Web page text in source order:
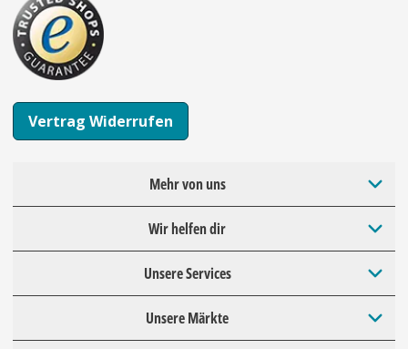
Vertrag Widerrufen
Mehr von uns
Wir helfen dir
Unsere Services
Unsere Märkte